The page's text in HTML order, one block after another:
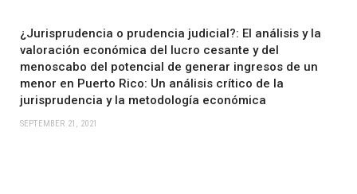
¿Jurisprudencia o prudencia judicial?: El análisis y la
valoración económica del lucro cesante y del
menoscabo del potencial de generar ingresos de un
menor en Puerto Rico: Un análisis crítico de la
jurisprudencia y la metodología económica
SEPTEMBER 21, 2021